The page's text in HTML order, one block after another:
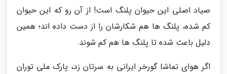
صیاد اصلی این حیوان پلنگ است! از آن رو که این حیوان
کم شده، پلنگ ها هم شکارشان را از دست داده اند؛ همین
دلیل باعث شده تا پلنگ ها هم کم شوند.
اگر هوای تماشا گورخر ایرانی به سرتان زد، پارک ملی توران